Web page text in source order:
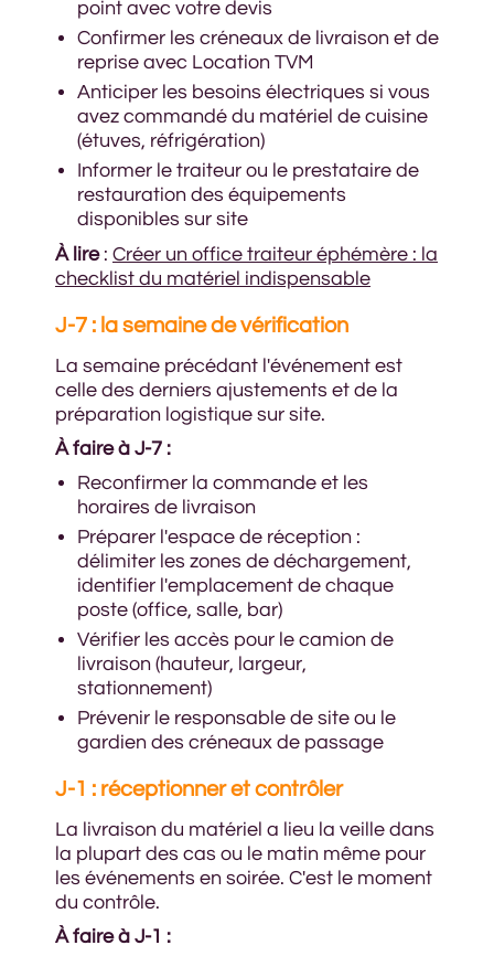
point avec votre devis
Confirmer les créneaux de livraison et de
reprise avec Location TVM
Anticiper les besoins électriques si vous
avez commandé du matériel de cuisine
(étuves, réfrigération)
Informer le traiteur ou le prestataire de
restauration des équipements
disponibles sur site
À lire: Créer un office traiteur éphémère : la
checklist du matériel indispensable
J-7 : la semaine de vérification
La semaine précédant l'événement est
celle des derniers ajustements et de la
préparation logistique sur site.
À faire à J-7 :
Reconfirmer la commande et les
horaires de livraison
Préparer l'espace de réception :
délimiter les zones de déchargement,
identifier l'emplacement de chaque
poste (office, salle, bar)
Vérifier les accès pour le camion de
livraison (hauteur, largeur,
stationnement)
Prévenir le responsable de site ou le
gardien des créneaux de passage
J-1 : réceptionner et contrôler
La livraison du matériel a lieu la veille dans
la plupart des cas ou le matin même pour
les événements en soirée. C'est le moment
du contrôle.
À faire à J-1 :